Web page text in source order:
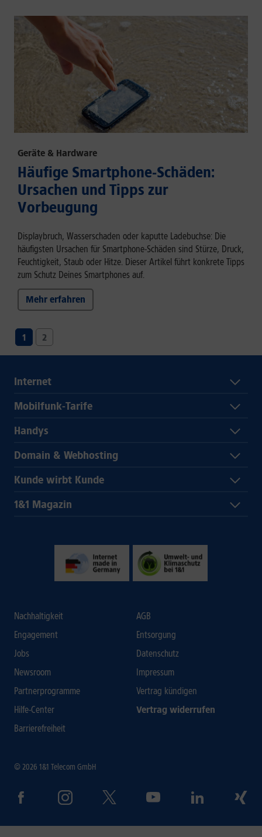
Geräte & Hardware
Häufige Smartphone-Schäden:
Ursachen und Tipps zur
Vorbeugung
Displaybruch, Wasserschaden oder kaputte Ladebuchse: Die
häufigsten Ursachen für Smartphone-Schäden sind Stürze, Druck,
Feuchtigkeit, Staub oder Hitze. Dieser Artikel führt konkrete Tipps
zum Schutz Deines Smartphones auf.
Mehr erfahren
1 2
Internet
Mobilfunk-Tarife
Handys
Domain & Webhosting
Kunde wirbt Kunde
1&1 Magazin
Nachhaltigkeit
Engagement
Jobs
Newsroom
Partnerprogramme
Hilfe-Center
Barrierefreiheit
AGB
Entsorgung
Datenschutz
Impressum
Vertrag kündigen
Vertrag widerrufen
© 2026 1&1 Telecom GmbH